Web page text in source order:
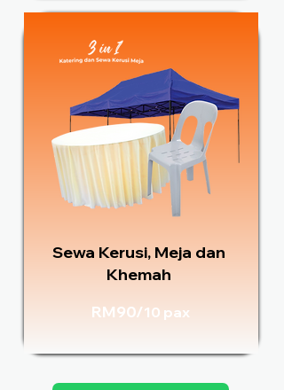
Sewa Kerusi, Meja dan
Khemah
RM90/10 pax